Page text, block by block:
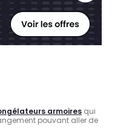
armoires qui
pouvant aller de